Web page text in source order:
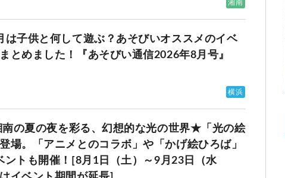
湘南
は子供と何して遊ぶ？あそびいオススメのイベ
とめました！『あそびい通信2026年8月号』
横浜
の夏の夜を彩る、幻想的な光の世界★「光の絵
場。「アニメとのコラボ」や「かげ絵ひろば」
ントも開催！[8月1日（土）～9月23日（水